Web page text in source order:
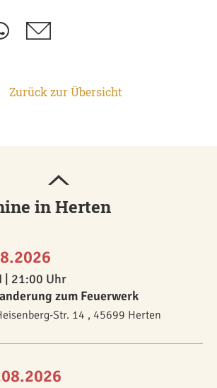
Zurück zur Übersicht
in Herten
| 21:00 Uhr
zum Feuerwerk
Str. 14 , 45699 Herten